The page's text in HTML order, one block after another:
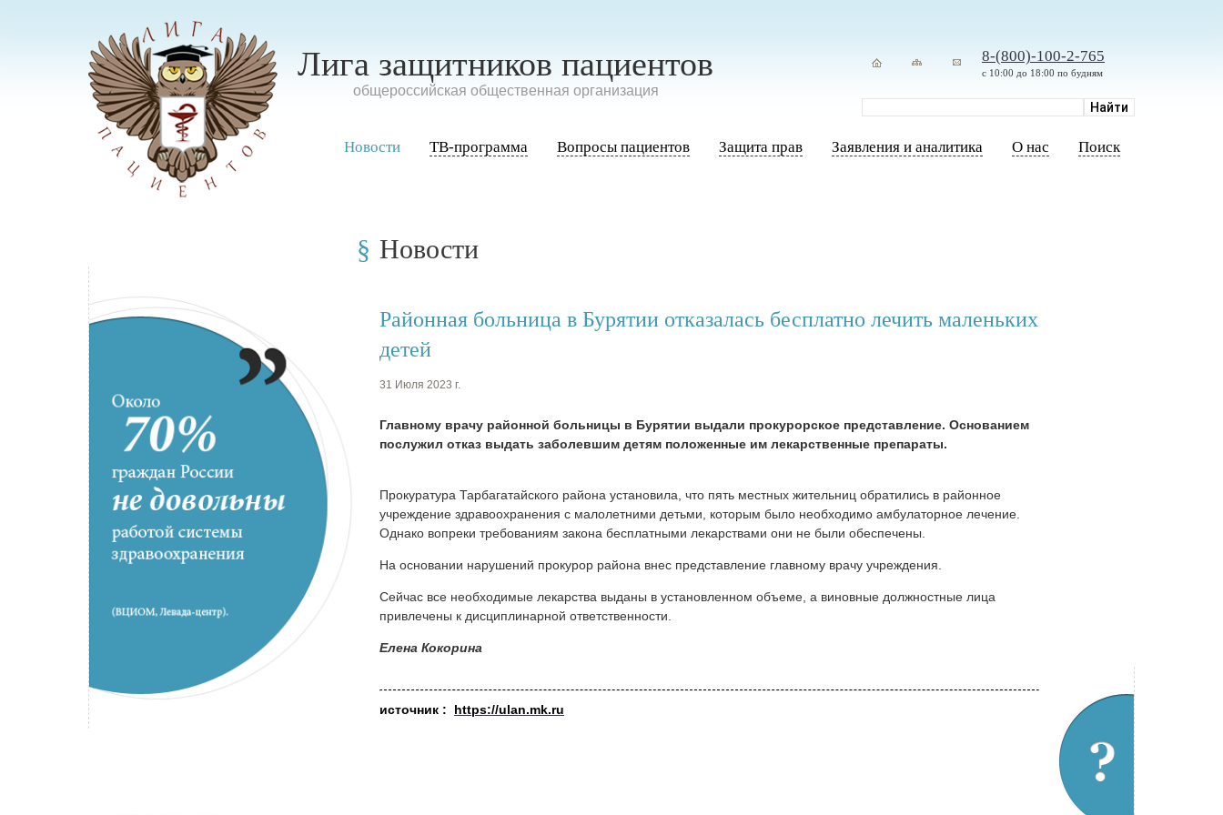
Лига защитников пациентов
oбщероссийская общественная организация
8-(800)-100-2-765
с 10:00 до 18:00 по будням
Новости ТВ-программа Вопросы пациентов Защита прав Заявления и аналитика О нас Поиск
Новости
Районная больница в Бурятии отказалась бесплатно лечить маленьких
детей
31 Июля 2023 г.
Главному врачу районной больницы в Бурятии выдали прокурорское представление. Основанием
послужил отказ выдать заболевшим детям положенные им лекарственные препараты.
Прокуратура Тарбагатайского района установила, что пять местных жительниц обратились в районное
учреждение здравоохранения с малолетними детьми, которым было необходимо амбулаторное лечение.
Однако вопреки требованиям закона бесплатными лекарствами они не были обеспечены.
На основании нарушений прокурор района внес представление главному врачу учреждения.
Сейчас все необходимые лекарства выданы в установленном объеме, а виновные должностные лица
привлечены к дисциплинарной ответственности.
Елена Кокорина
источник : https://ulan.mk.ru